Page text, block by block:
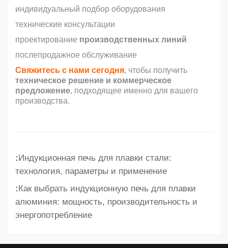
индивидуальный подбор оборудования
технические консультации
проектирование производственных линий
послепродажное обслуживание
Свяжитесь с нами сегодня, чтобы получить
техническое решение и коммерческое
предложение, подходящее именно для вашего
производства.
:Индукционная печь для плавки стали:
технология, параметры и применение
:Как выбрать индукционную печь для плавки
алюминия: мощность, производительность и
энергопотребление